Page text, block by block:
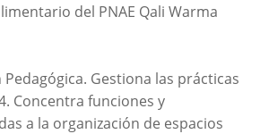
del PNAE Qali Warma
Gestiona las prácticas
Concentra funciones y
a la organización de espacios